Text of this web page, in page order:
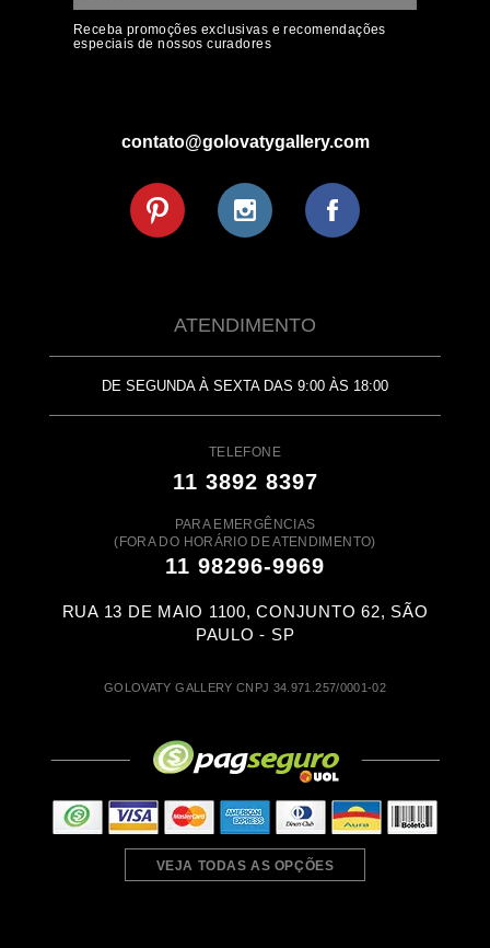
Receba promoções exclusivas e recomendações
especiais de nossos curadores
contato@golovatygallery.com
ATENDIMENTO
DE SEGUNDA À SEXTA DAS 9:00 ÀS 18:00
TELEFONE
11 3892 8397
PARA EMERGÊNCIAS
(FORA DO HORÁRIO DE ATENDIMENTO)
11 98296-9969
RUA 13 DE MAIO 1100, CONJUNTO 62, SÃO
PAULO - SP
GOLOVATY GALLERY CNPJ 34.971.257/0001-02
VEJA TODAS AS OPÇÕES